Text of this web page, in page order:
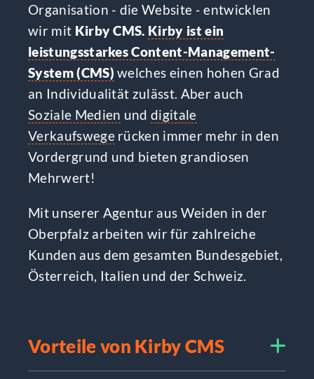
Organisation - die Website - entwicklen
wir mit Kirby CMS. Kirby ist ein
leistungsstarkes Content-Management-
System (CMS) welches einen hohen Grad
an Individualität zulässt. Aber auch
Soziale Medien unddigitale
Verkaufswegerücken immer mehr in den
Vordergrund und bieten grandiosen
Mehrwert!
Mit unserer Agentur aus Weiden in der
Oberpfalz arbeiten wir für zahlreiche
Kunden aus dem gesamten Bundesgebiet,
Österreich, Italien und der Schweiz.
Vorteile von Kirby CMS